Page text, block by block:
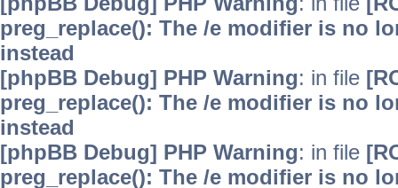
preg_replace(): The /e modifier is no
instead
[phpBB Debug] PHP Warning: in file
preg_replace(): The /e modifier is no
instead
[phpBB Debug] PHP Warning: in file
preg_replace(): The /e modifier is no